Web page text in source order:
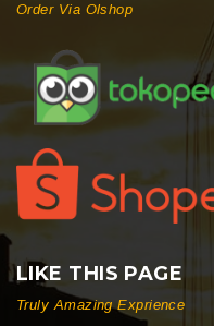
Order Via Olshop
LIKE THIS PAGE
Truly Amazing Exprience